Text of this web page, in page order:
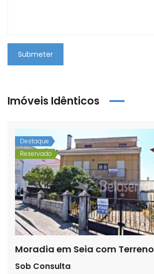
Submeter
Imóveis Idênticos
Destaque
Reservado
Moradia em Seia com Terreno
Sob Consulta